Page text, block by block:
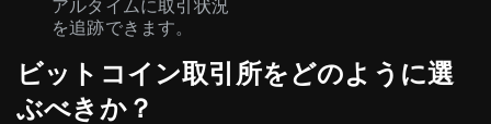
アルタイムに取引状況
を追跡できます。
ビットコイン取引所をどのように選
ぶべきか？